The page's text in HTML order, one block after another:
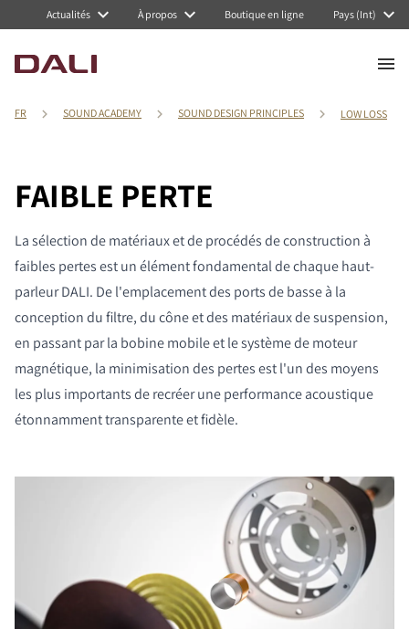
Actualités À propos Boutique en ligne Pays (Int)
FR SOUND ACADEMY SOUND DESIGN PRINCIPLES LOW LOSS
FAIBLE PERTE
La sélection de matériaux et de procédés de construction à
faibles pertes est un élément fondamental de chaque haut-
parleur DALI. De l'emplacement des ports de basse à la
conception du filtre, du cône et des matériaux de suspension,
en passant par la bobine mobile et le système de moteur
magnétique, la minimisation des pertes est l'un des moyens
les plus importants de recréer une performance acoustique
étonnamment transparente et fidèle.